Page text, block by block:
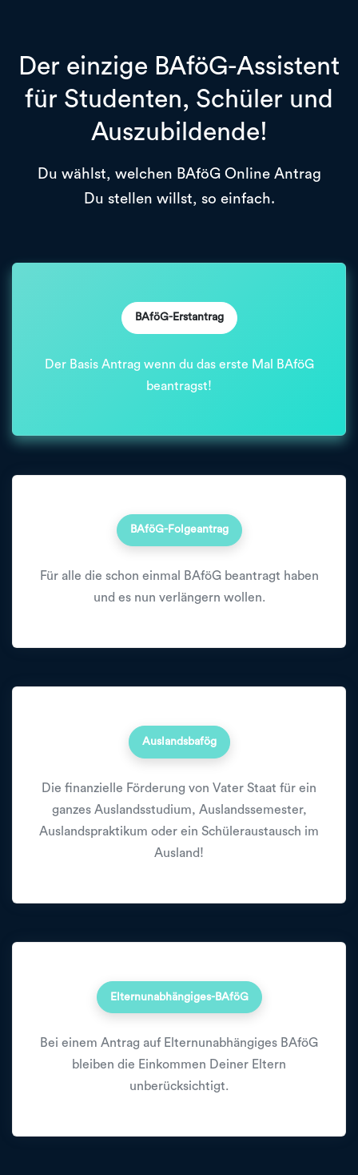
Der einzige BAföG-Assistent
für Studenten, Schüler und
Auszubildende!
Du wählst, welchen BAföG Online Antrag
Du stellen willst, so einfach.
BAföG-Erstantrag
Der Basis Antrag wenn du das erste Mal BAföG
beantragst!
BAföG-Folgeantrag
Für alle die schon einmal BAföG beantragt haben
und es nun verlängern wollen.
Auslandsbafög
Die finanzielle Förderung von Vater Staat für ein
ganzes Auslandsstudium, Auslandssemester,
Auslandspraktikum oder ein Schüleraustausch im
Ausland!
Elternunabhängiges-BAföG
Bei einem Antrag auf Elternunabhängiges BAföG
bleiben die Einkommen Deiner Eltern
unberücksichtigt.